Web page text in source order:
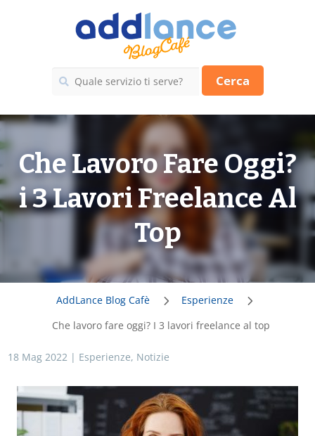
Cerca
Che Lavoro Fare Oggi?
i 3 Lavori Freelance Al
Top
AddLance Blog Cafè
Esperienze
Che lavoro fare oggi? I 3 lavori freelance al top
18 Mag 2022 | Esperienze, Notizie